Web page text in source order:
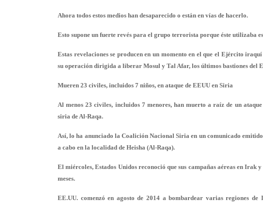
Ahora todos estos medios han desaparecido o están en vías de hacerlo.
Esto supone un fuerte revés para el grupo terrorista porque éste utilizaba
Estas revelaciones se producen en un momento en el que el Ejército
su operación dirigida a liberar Mosul y Tal Afar, los últimos bastiones del
Mueren 23 civiles, incluidos 7 niños, en ataque de EEUU en Siria
Al menos 23 civiles, incluidos 7 menores, han muerto a raíz de un
siria de Al-Raqa.
Así, lo ha anunciado la Coalición Nacional Siria en un comunicado
a cabo en la localidad de Heisha (Al-Raqa).
El miércoles, Estados Unidos reconoció que sus campañas aéreas en Irak
meses.
EE.UU. comenzó en agosto de 2014 a bombardear varias regiones